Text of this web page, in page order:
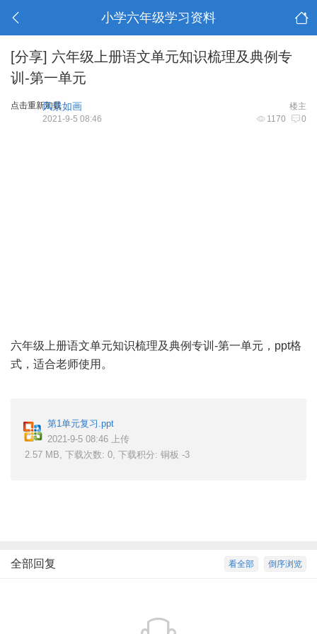
小学六年级学习资料
[分享] 六年级上册语文单元知识梳理及典例专
训-第一单元
点击重新加载 楼主
风景如画
1170 0
2021-9-5 08:46
六年级上册语文单元知识梳理及典例专训-第一单元，ppt格
式，适合老师使用。
第1单元复习.ppt
2021-9-5 08:46 上传
2.57 MB, 下载次数: 0, 下载积分: 铜板 -3
倒序浏览
看全部
全部回复